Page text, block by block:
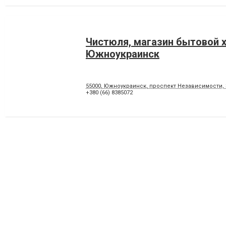
Чистюля, магазин бытовой
Южноукраинск
55000, Южноукраинск, проспект Независимости,
+380 (66) 8385072